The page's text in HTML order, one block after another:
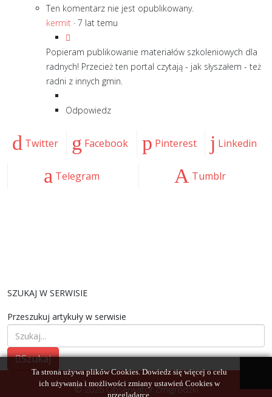
Ten komentarz nie jest opublikowany.
kermit · 7 lat temu
Popieram publikowanie materiałów szkoleniowych dla
radnych! Przecież ten portal czytają - jak słyszałem - też
radni z innych gmin.
Odpowiedz
Twitter Facebook Pinterest Linkedin
Telegram Tumblr
SZUKAJ W SERWISIE
Przeszukuj artykuły w serwisie
Szukaj
© 2026 Obserwator Żmigrodzki
Ta strona używa plików Cookies. Dowiedz się więcej o celu
ich używania i możliwości zmiany ustawień Cookies w
przeglądarce.